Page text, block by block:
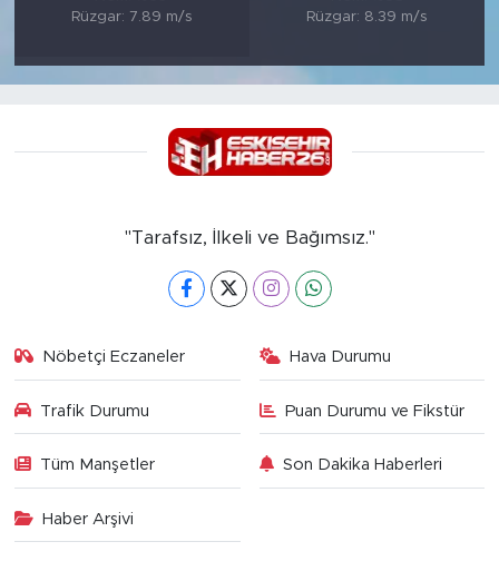
Rüzgar: 7.89 m/s
Rüzgar: 8.39 m/s
"Tarafsız, İlkeli ve Bağımsız."
Nöbetçi Eczaneler Hava Durumu
Trafik Durumu Puan Durumu ve Fikstür
Tüm Manşetler Son Dakika Haberleri
Haber Arşivi